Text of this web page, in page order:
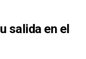
salida en el